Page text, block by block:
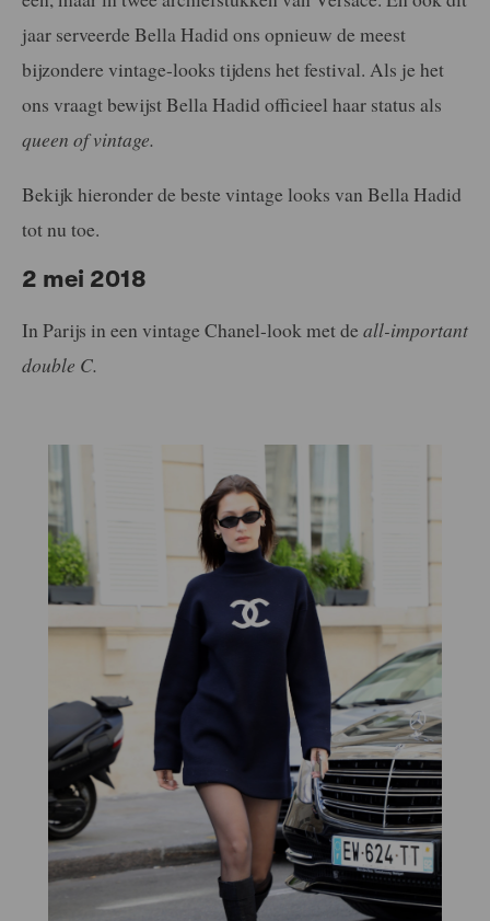
jaar serveerde Bella Hadid ons opnieuw de meest
bijzondere vintage-looks tijdens het festival. Als je het
ons vraagt bewijst Bella Hadid officieel haar status als
queen of vintage.
Bekijk hieronder de beste vintage looks van Bella Hadid
tot nu toe.
2 mei 2018
In Parijs in een vintage Chanel-look met de all-important
double C.